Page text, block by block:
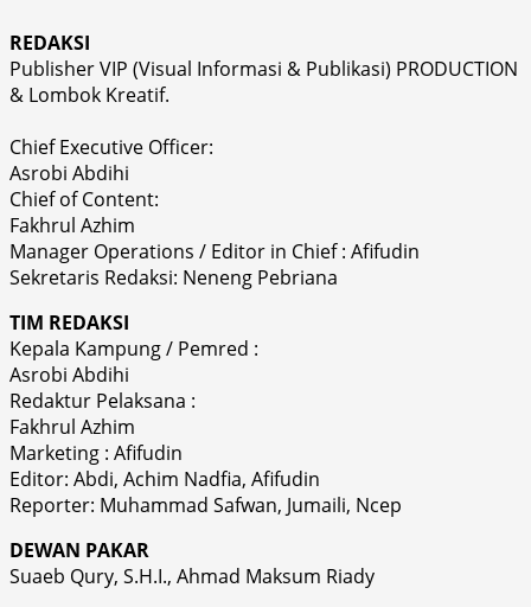
REDAKSI
Publisher VIP (Visual Informasi & Publikasi) PRODUCTION
& Lombok Kreatif.
Chief Executive Officer:
Asrobi Abdihi
Chief of Content:
Fakhrul Azhim
Manager Operations / Editor in Chief : Afifudin
Sekretaris Redaksi: Neneng Pebriana
TIM REDAKSI
Kepala Kampung / Pemred :
Asrobi Abdihi
Redaktur Pelaksana :
Fakhrul Azhim
Marketing : Afifudin
Editor: Abdi, Achim Nadfia, Afifudin
Reporter: Muhammad Safwan, Jumaili, Ncep
DEWAN PAKAR
Suaeb Qury, S.H.I., Ahmad Maksum Riady